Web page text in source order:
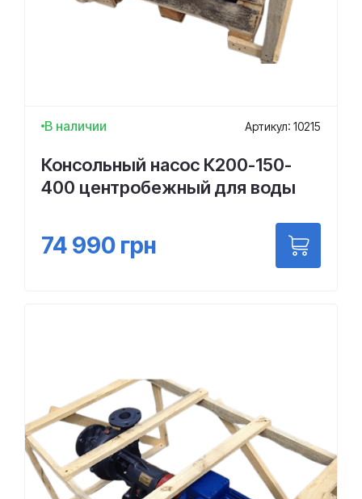
В наличии Артикул: 10215
Консольный насос К200-150-
400 центробежный для воды
74 990 грн